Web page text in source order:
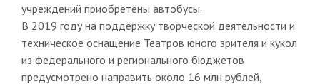
учреждений приобретены автобусы.
В 2019 году на поддержку творческой деятельности и
техническое оснащение Театров юного зрителя и кукол
из федерального и регионального бюджетов
предусмотрено направить около 16 млн рублей,